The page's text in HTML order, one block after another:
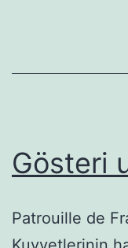
Gösteri
Patrouille de